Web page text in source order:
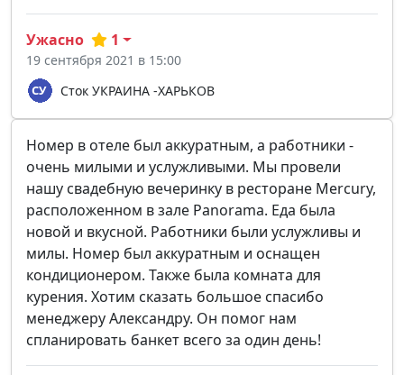
Сток УКРАИНА -ХАРЬКОВ
Ужасно 1
19 сентября 2021 в 15:00
Номер в отеле был аккуратным, а работники -
очень милыми и услужливыми. Мы провели
нашу свадебную вечеринку в ресторане Mercury,
расположенном в зале Panorama. Еда была
новой и вкусной. Работники были услужливы и
милы. Номер был аккуратным и оснащен
кондиционером. Также была комната для
курения. Хотим сказать большое спасибо
менеджеру Александру. Он помог нам
спланировать банкет всего за один день!